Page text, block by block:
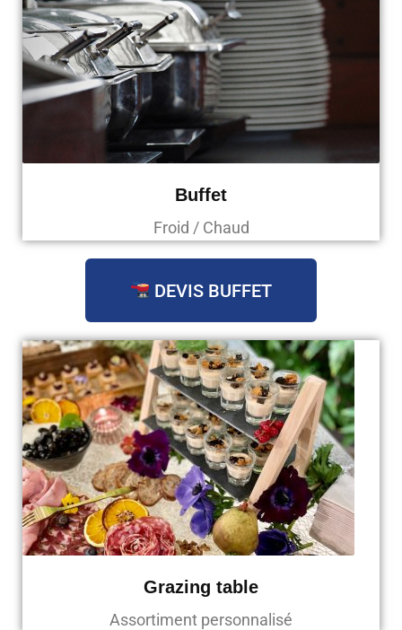
Buffet
Froid / Chaud
DEVIS BUFFET
Grazing table
Assortiment personnalisé